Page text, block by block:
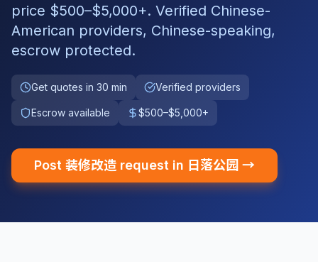
price $500–$5,000+. Verified Chinese-
American providers, Chinese-speaking,
escrow protected.
Get quotes in 30 min Verified providers
Escrow available $500–$5,000+
Post 装修改造 request in 日落公园 →